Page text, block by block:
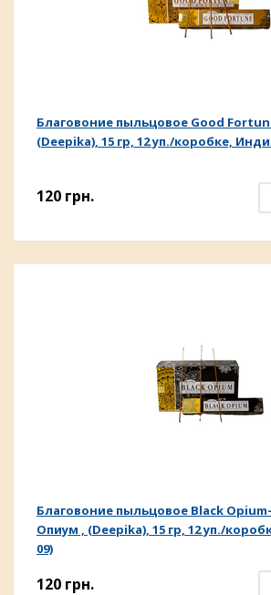
Благовоние пыльцовое Good
(Deepika), 15 гр, 12 уп./коробке,
120 грн.
Благовоние пыльцовое Black
Опиум , (Deepika), 15 гр, 12 уп./
09)
120 грн.